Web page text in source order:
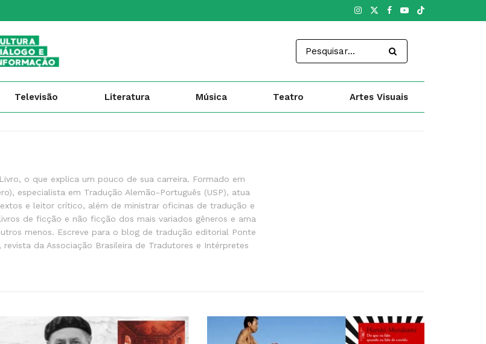
Televisão Literatura Música Teatro Artes Visuais
o que explica um pouco de sua carreira. Formado em
especialista em Tradução Alemão-Português (USP), atua
e leitor crítico, além de ministrar oficinas de tradução e
de ficção e não ficção dos mais variados gêneros e ama
menos. Escreve para o blog de tradução editorial Ponte
da Associação Brasileira de Tradutores e Intérpretes